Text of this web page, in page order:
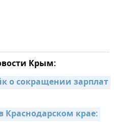
Крым:
о сокращении зарплат
Краснодарском крае: